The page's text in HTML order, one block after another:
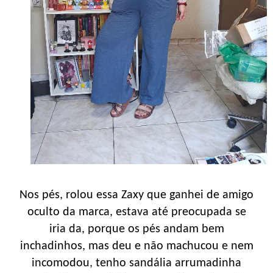
Nos pés, rolou essa Zaxy que ganhei de amigo
oculto da marca, estava até preocupada se
iria da, porque os pés andam bem
inchadinhos, mas deu e não machucou e nem
incomodou, tenho sandália arrumadinha